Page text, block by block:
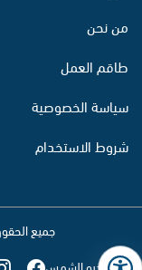
من نحن
طاقم العمل
سياسة الخصوصية
شروط الاستخدام
جميع الحقوق